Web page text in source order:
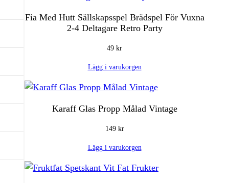
Fia Med Hutt Sällskapsspel Brädspel För Vuxna
2-4 Deltagare Retro Party
49 kr
Lägg i varukorgen
Karaff Glas Propp Målad Vintage
149 kr
Lägg i varukorgen